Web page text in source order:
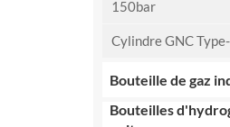
150bar
Cylindre GNC
Bouteille de gaz
Bouteilles